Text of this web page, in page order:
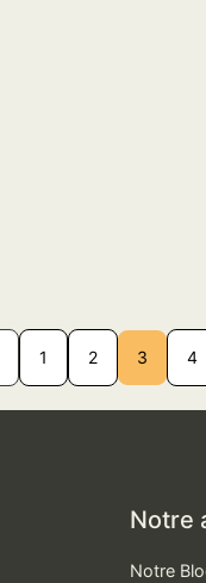
1 2 3 4
Notre
Notre